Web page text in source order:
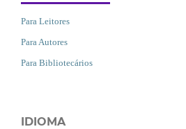
Para Leitores
Para Autores
Para Bibliotecários
IDIOMA